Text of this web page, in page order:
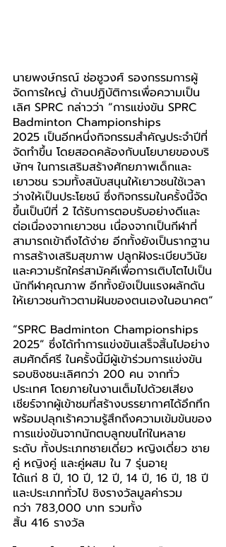
นายพงษ์กรณ์ ช่อชูวงศ์ รองกรรมการผู้
จัดการใหญ่ ด้านปฏิบัติการเพื่อความเป็น
เลิศ SPRC กล่าวว่า “การแข่งขัน SPRC
Badminton Championships
2025 เป็นอีกหนึ่งกิจกรรมสำคัญประจำปีที่
จัดทำขึ้น โดยสอดคล้องกับนโยบายของบริ
ษัทฯ ในการเสริมสร้างศักยภาพเด็กและ
เยาวชน รวมทั้งสนับสนุนให้เยาวชนใช้เวลา
ว่างให้เป็นประโยชน์ ซึ่งกิจกรรมในครั้งนี้จัด
ขึ้นเป็นปีที่ 2 ได้รับการตอบรับอย่างดีและ
ต่อเนื่องจากเยาวชน เนื่องจากเป็นกีฬาที่
สามารถเข้าถึงได้ง่าย อีกทั้งยังเป็นรากฐาน
การสร้างเสริมสุขภาพ ปลูกฝังระเบียบวินัย
และความรักใคร่สามัคคีเพื่อการเติบโตไปเป็น
นักกีฬาคุณภาพ อีกทั้งยังเป็นแรงผลักดัน
ให้เยาวชนก้าวตามฝันของตนเองในอนาคต”
“SPRC Badminton Championships
2025” ซึ่งได้ทำการแข่งขันเสร็จสิ้นไปอย่าง
สมศักดิ์ศรี ในครั้งนี้มีผู้เข้าร่วมการแข่งขัน
รอบชิงชนะเลิศกว่า 200 คน จากทั่ว
ประเทศ โดยภายในงานเต็มไปด้วยเสียง
เชียร์จากผู้เข้าชมที่สร้างบรรยากาศได้อึกทึก
พร้อมปลุกเร้าความรู้สึกถึงความเข้มข้นของ
การแข่งขันจากนักตบลูกขนไก่ในหลาย
ระดับ ทั้งประเภทชายเดี่ยว หญิงเดี่ยว ชาย
คู่ หญิงคู่ และคู่ผสม ใน 7 รุ่นอายุ
ได้แก่ 8 ปี, 10 ปี, 12 ปี, 14 ปี, 16 ปี, 18 ปี
และประเภททั่วไป ชิงรางวัลมูลค่ารวม
กว่า 783,000 บาท รวมทั้ง
สิ้น 416 รางวัล